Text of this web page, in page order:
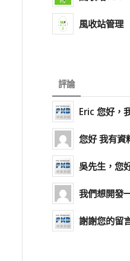
風收站管理
評論
Eric 您好，
您好 我有資
吳先生，您
我們想開發
謝謝您的留